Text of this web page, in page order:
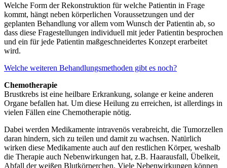
Welche Form der Rekonstruktion für welche Patientin in Frage
kommt, hängt neben körperlichen Voraussetzungen und der
geplanten Behandlung vor allem vom Wunsch der Patientin ab, so
dass diese Fragestellungen individuell mit jeder Patientin besprochen
und ein für jede Patientin maßgeschneidertes Konzept erarbeitet
wird.
Welche weiteren Behandlungsmethoden gibt es noch?
Chemotherapie
Brustkrebs ist eine heilbare Erkrankung, solange er keine anderen
Organe befallen hat. Um diese Heilung zu erreichen, ist allerdings in
vielen Fällen eine Chemotherapie nötig.
Dabei werden Medikamente intravenös verabreicht, die Tumorzellen
daran hindern, sich zu teilen und damit zu wachsen. Natürlich
wirken diese Medikamente auch auf den restlichen Körper, weshalb
die Therapie auch Nebenwirkungen hat, z.B. Haarausfall, Übelkeit,
Abfall der weißen Blutkörperchen. Viele Nebenwirkungen können